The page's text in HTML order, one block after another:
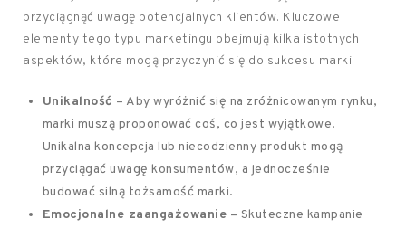
przyciągnąć uwagę potencjalnych klientów. Kluczowe
elementy tego typu marketingu obejmują kilka istotnych
aspektów, które mogą przyczynić się do sukcesu marki.
Unikalność – Aby wyróżnić się na zróżnicowanym rynku,
marki muszą proponować coś, co jest wyjątkowe.
Unikalna koncepcja lub niecodzienny produkt mogą
przyciągać uwagę konsumentów, a jednocześnie
budować silną tożsamość marki.
Emocjonalne zaangażowanie – Skuteczne kampanie